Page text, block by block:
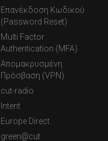
Επανέκδοση Κωδικού
(Password Reset)
Multi Factor
Authentication (MFA)
Απομακρυσμένη
Πρόσβαση (VPN)
cut-radio
Intent
Europe Direct
green@cut